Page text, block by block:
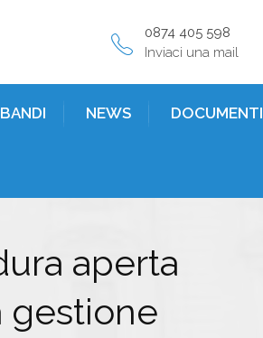
0874 405 598
Inviaci una mail
BANDI NEWS DOCUMENTI
aperta
gestione